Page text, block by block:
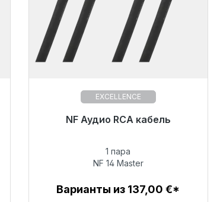
EXCELLENCE
NF Аудио RCA кабель
Готовы к немедленной отправке,
218,00 €
Детали
1 пара
NF 14 Master
Варианты из 137,00 €*